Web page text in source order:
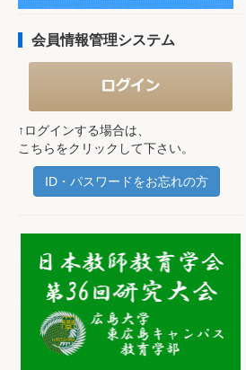
会員情報管理システム
↑ログインする場合は、
こちらをクリックして下さい。
ID・パスワードをお忘れの方